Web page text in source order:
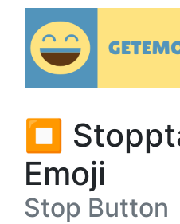
⏹
Emoji
Stop Button